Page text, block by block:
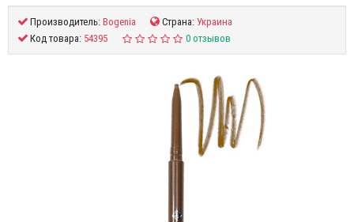
Производитель:Bogenia Страна:Украина
Код товара: 54395 0 отзывов